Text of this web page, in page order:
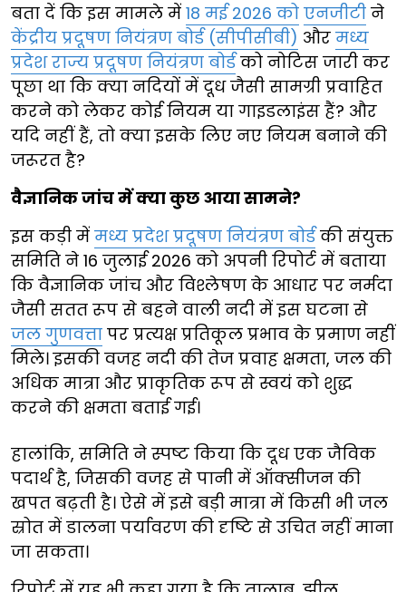
बता दें कि इस मामले में 18 मई 2026 को एनजीटी ने
केंद्रीय प्रदूषण नियंत्रण बोर्ड (सीपीसीबी) और मध्य
प्रदेश राज्य प्रदूषण नियंत्रण बोर्डको नोटिस जारी कर
पूछा था कि क्या नदियों में दूध जैसी सामग्री प्रवाहित
करने को लेकर कोई नियम या गाइडलाइंस हैं? और
यदि नहीं हैं, तो क्या इसके लिए नए नियम बनाने की
जरूरत है?
वैज्ञानिक जांच में क्या कुछ आया सामने?
इस कड़ी में मध्य प्रदेश प्रदूषण नियंत्रण बोर्डकी संयुक्त
समिति ने 16 जुलाई 2026 को अपनी रिपोर्ट में बताया
कि वैज्ञानिक जांच और विश्लेषण के आधार पर नर्मदा
जैसी सतत रूप से बहने वाली नदी में इस घटना से
जल गुणवत्ता पर प्रत्यक्ष प्रतिकूल प्रभाव के प्रमाण नहीं
मिले। इसकी वजह नदी की तेज प्रवाह क्षमता, जल की
अधिक मात्रा और प्राकृतिक रूप से स्वयं को शुद्ध
करने की क्षमता बताई गई।
हालांकि, समिति ने स्पष्ट किया कि दूध एक जैविक
पदार्थ है, जिसकी वजह से पानी में ऑक्सीजन की
खपत बढ़ती है। ऐसे में इसे बड़ी मात्रा में किसी भी जल
स्रोत में डालना पर्यावरण की दृष्टि से उचित नहीं माना
जा सकता।